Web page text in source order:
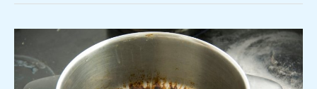
Berita
Terpopuler:
Hilangkan